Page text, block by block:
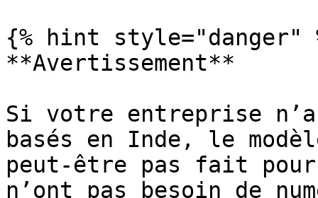
{% hint style="danger"
**Avertissement**
Si votre entreprise n’a
basés en Inde, le
peut-être pas fait
n’ont pas besoin de